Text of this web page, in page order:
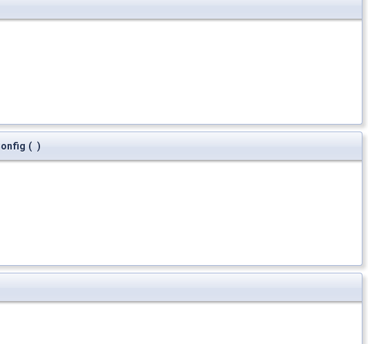
( )